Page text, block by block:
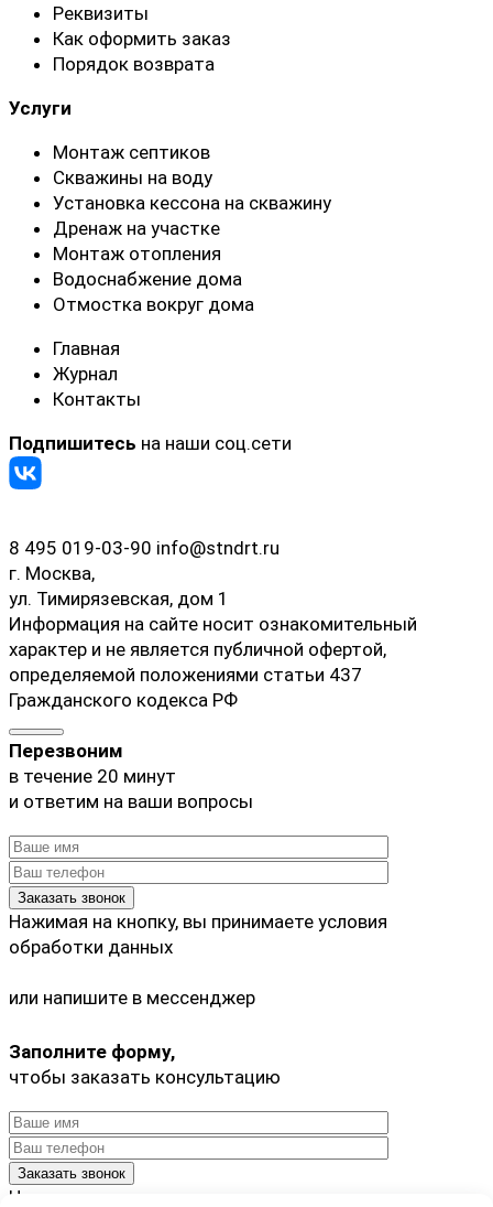
Реквизиты
Как оформить заказ
Порядок возврата
Услуги
Монтаж септиков
Скважины на воду
Установка кессона на скважину
Дренаж на участке
Монтаж отопления
Водоснабжение дома
Отмостка вокруг дома
Главная
Журнал
Контакты
Подпишитесь на наши соц.сети
8 495 019-03-90 info@stndrt.ru
г. Москва,
ул. Тимирязевская, дом 1
Информация на сайте носит ознакомительный
характер и не является публичной офертой,
определяемой положениями статьи 437
Гражданского кодекса РФ
Перезвоним
в течение 20 минут
и ответим на ваши вопросы
Нажимая на кнопку, вы принимаете условия
обработки данных
или напишите в мессенджер
Заполните форму,
чтобы заказать консультацию
Нажимая на кнопку, вы принимаете